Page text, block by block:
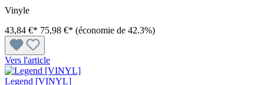
Vinyle
43,84 €* 75,98 €* (économie de 42.3%)
Vers l'article
Legend [VINYL]